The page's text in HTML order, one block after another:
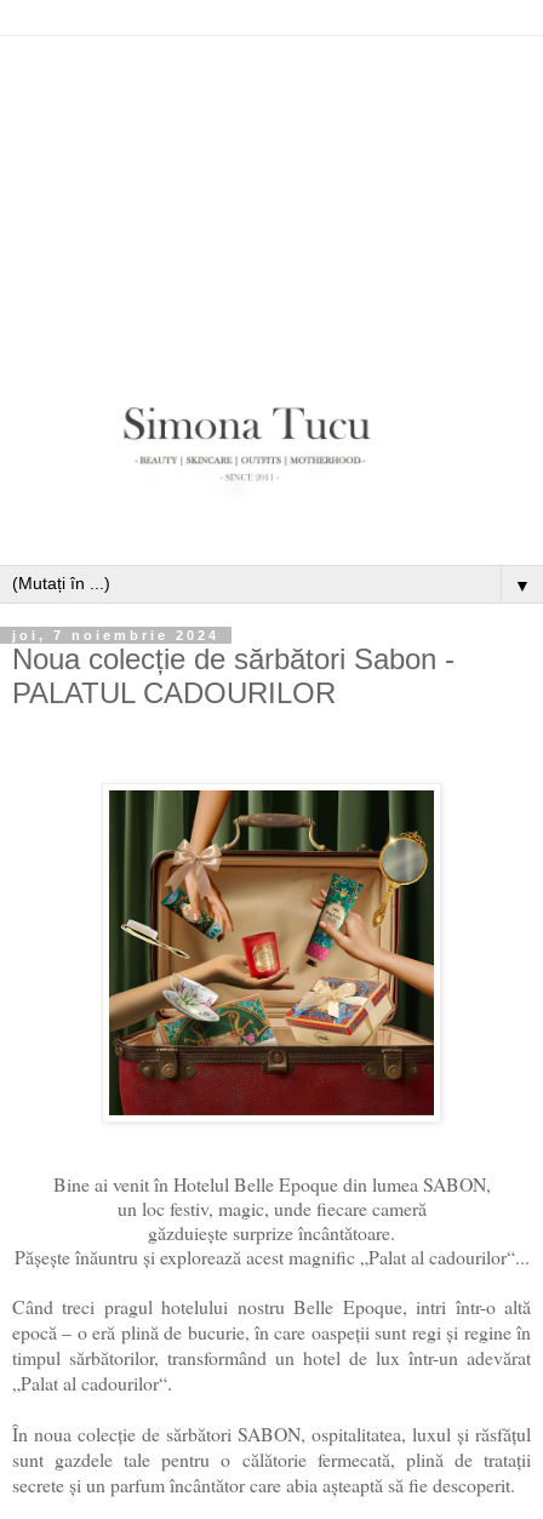
▼
joi, 7 noiembrie 2024
Noua colecție de sărbători Sabon -
PALATUL CADOURILOR
Bine ai venit în Hotelul Belle Epoque din lumea SABON,
un loc festiv, magic, unde fiecare cameră
găzduiește surprize încântătoare.
Pășește înăuntru și explorează acest magnific „Palat al cadourilor“...
Când treci pragul hotelului nostru Belle Epoque, intri într-o altă
epocă – o eră plină de bucurie, în care oaspeții sunt regi și regine în
timpul sărbătorilor, transformând un hotel de lux într-un adevărat
„Palat al cadourilor“.
În noua colecție de sărbători SABON, ospitalitatea, luxul și răsfățul
sunt gazdele tale pentru o călătorie fermecată, plină de tratații
secrete și un parfum încântător care abia așteaptă să fie descoperit.